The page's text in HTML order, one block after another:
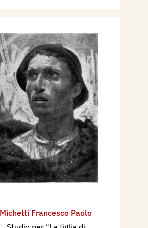
Michetti Francesco Paolo